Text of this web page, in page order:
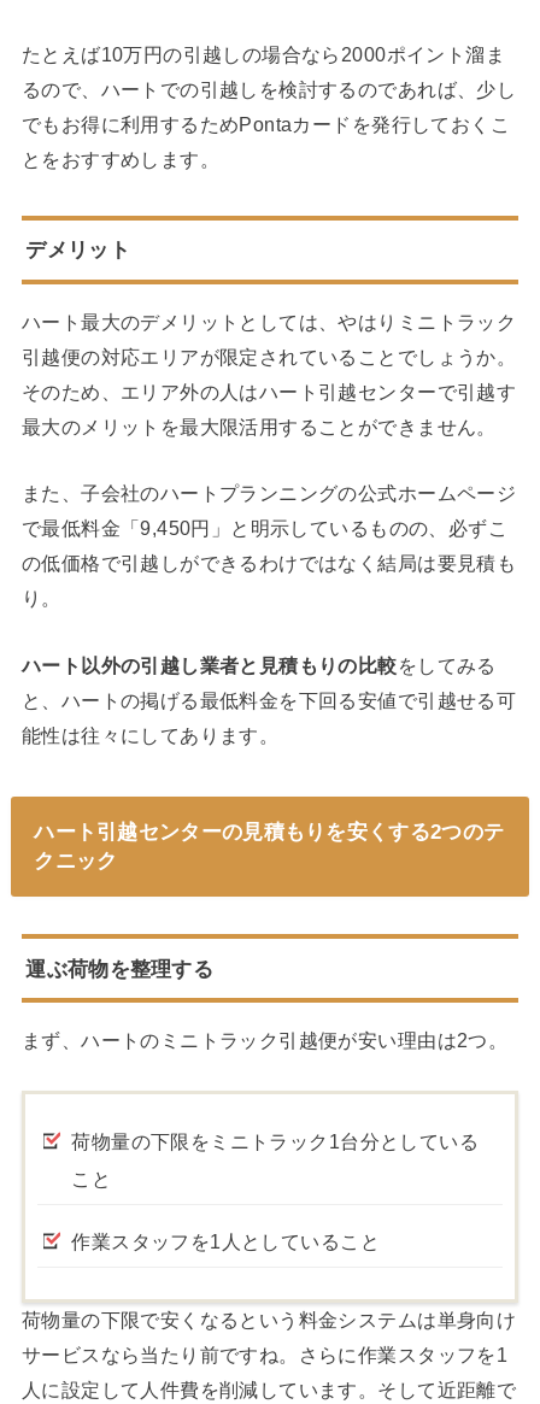
たとえば10万円の引越しの場合なら2000ポイント溜ま
るので、ハートでの引越しを検討するのであれば、少し
でもお得に利用するためPontaカードを発行しておくこ
とをおすすめします。
デメリット
ハート最大のデメリットとしては、やはりミニトラック
引越便の対応エリアが限定されていることでしょうか。
そのため、エリア外の人はハート引越センターで引越す
最大のメリットを最大限活用することができません。
また、子会社のハートプランニングの公式ホームページ
で最低料金「9,450円」と明示しているものの、必ずこ
の低価格で引越しができるわけではなく結局は要見積も
り。
ハート以外の引越し業者と見積もりの比較をしてみる
と、ハートの掲げる最低料金を下回る安値で引越せる可
能性は往々にしてあります。
ハート引越センターの見積もりを安くする2つのテ
クニック
運ぶ荷物を整理する
まず、ハートのミニトラック引越便が安い理由は2つ。
荷物量の下限をミニトラック1台分としている
こと
作業スタッフを1人としていること
荷物量の下限で安くなるという料金システムは単身向け
サービスなら当たり前ですね。さらに作業スタッフを1
人に設定して人件費を削減しています。そして近距離で